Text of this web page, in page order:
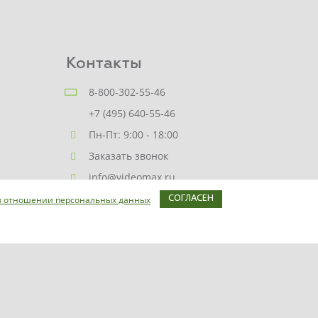
Контакты
8-800-302-55-46
+7 (495) 640-55-46
Пн-Пт: 9:00 - 18:00
Заказать звонок
info@videomax.ru
отношении персональных данных СОГЛАСЕН